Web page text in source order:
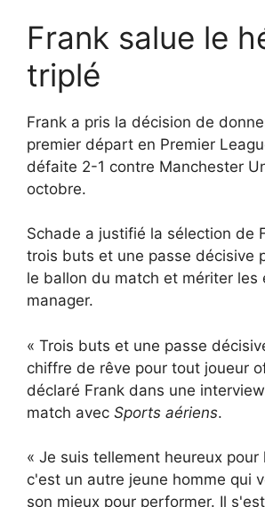
Frank salue le
triplé
Frank a pris la décision de
premier départ en Premier
défaite 2-1 contre Manchester
octobre.
Schade a justifié la sélection de
trois buts et une passe décisive
le ballon du match et mériter les
manager.
« Trois buts et une passe
chiffre de rêve pour tout joueur
déclaré Frank dans une
match avec Sports aériens.
« Je suis tellement heureux pour
c'est un autre jeune homme qui
son mieux pour performer. Il